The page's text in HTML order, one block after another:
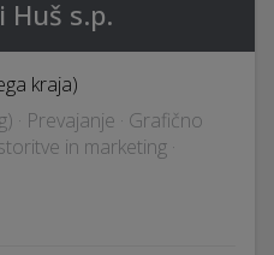
Huš s.p.
kraja)
· Prevajanje · Grafično
in marketing ·